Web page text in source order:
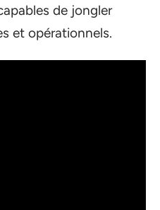
de jongler
et opérationnels.